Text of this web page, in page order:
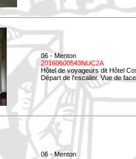
06 - Menton
20160600543NUC2A
Hôtel de voyageurs dit Hôtel
Départ de l'escalier. Vue de
06 - Menton